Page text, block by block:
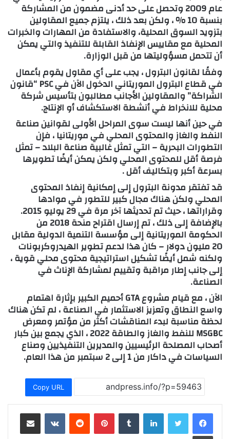
عام 2009 وتحصل على حد أدنى مضمون من المشاركة
بنسبة 10 ٪ ، ولكن بعد ذلك ، يلتزم جميع المقاولين
بتزويد السوق المحلية، والاستفادة من المهارات والخبرات
المحلية مع مقاييس الإنفاذ القابلة للتنفيذ والتي يمكن
أن تتحمل مسؤوليتها من قبل الوزارة.
وفقًا لقانون البترول ، يجب على أي مقاول يقوم بأعمال
في قطاع البترول الموريتاني الدخول الآن في PSC “قانون
الشراكة” والمقاولين الأجانب مطالبون بتأسيس شركة
محلية للانخراط في أنشطة الاستكشاف أو الإنتاج.
في حين أنها ليست سوى المراحل الأولى لقوانين صناعة
النفط والغاز والمحتوى المحلي في موريتانيا ، فإن
التطورات البحرية – التي تمثل غالبية صناعة البلاد – تمثل
فرصة أقل للمحتوى المحلي ولكن يمكن أيضًا تطويرها
بسرعة أكبر وبتكاليف أقل .
قد تفتقر مدونة البترول إلى إمكانية إنفاذ المحتوى
المحلي ولكن هناك مجال كبير للتطور في موادها
وقراراتها ، حيث تم تحديثها آخر مرة في 29 يوليو 2015.
بالإضافة إلى ذلك ، تم إرسال اقتراح منحة 2018 من
الحكومة الموريتانية إلى مؤسسة التنمية الدولية مقابل
20 مليون دولار – كان هذا لدعم تطوير الهيدروكربونات
ولكنه شمل أيضًا تشكيل استراتيجية محتوى محلي قوية ،
إلى جانب إطار مراقبة وتقييم لمشاركة الإناث في
الصناعة.
الآن ، مع قيام مشروع GTA أحميم الكبير بإثارة اهتمام
واسع النطاق وتعزيز الاستثمار في الصناعة ، لم تكن هناك
لحظة مناسبة لبدء المناقشات أكثر من مؤتمر ومعرض
MSGBC للنفط والغاز والطاقة 2022 ، الذي يجمع بين كبار
أصحاب المصلحة الرئيسيين والمديرين التنفيذيين وصناع
السياسات في داكار من 1 إلى 2 سبتمبر من هذا العام.
Copy URL
لينكدإن بينتيريست مشاركة عبر البريد
طباعة